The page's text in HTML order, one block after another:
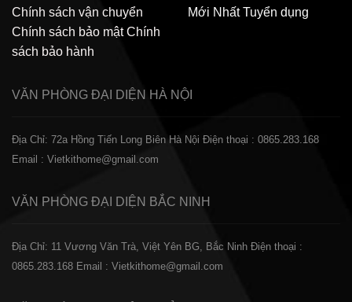
Chính sách vận chuyển
Chính sách bảo mật Chính
sách bảo hành
Mới Nhất Tuyển dụng
VĂN PHÒNG ĐẠI DIỆN HÀ NỘI
Địa Chỉ: 72a Hồng Tiến Long Biên Hà Nội Điện thoại : 0865.283.168
Email : Vietkithome@gmail.com
VĂN PHÒNG ĐẠI DIỆN BẮC NINH
Địa Chỉ: 11 Vương Văn Trà, Việt Yên BG, Bắc Ninh Điện thoại :
0865.283.168 Email : Vietkithome@gmail.com